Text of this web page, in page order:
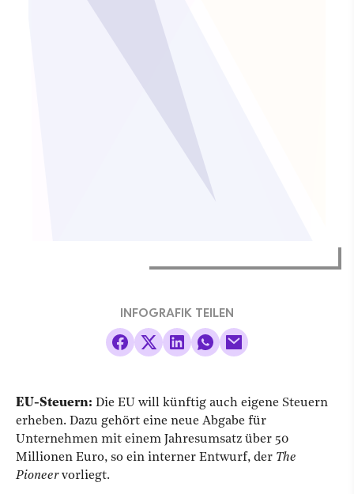
INFOGRAFIK TEILEN
EU-Steuern: Die EU will künftig auch eigene Steuern
erheben. Dazu gehört eine neue Abgabe für
Unternehmen mit einem Jahresumsatz über 50
Millionen Euro, so ein interner Entwurf, der The
Pioneervorliegt.